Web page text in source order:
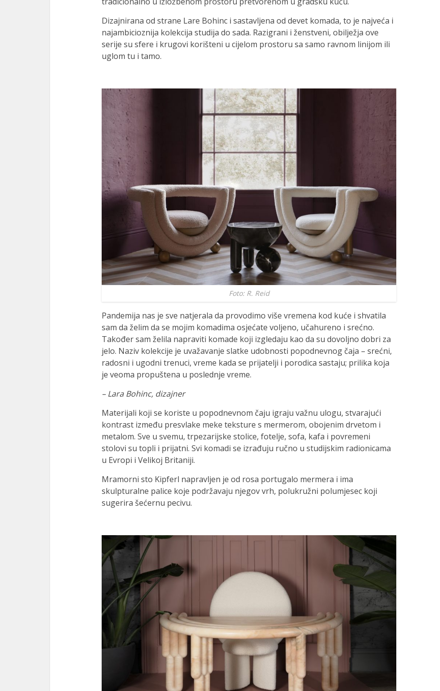
Dizajnirana od strane Lare Bohinc i sastavljena od devet komada, to je najveća i
najambicioznija kolekcija studija do sada. Razigrani i ženstveni, obilježja ove
serije su sfere i krugovi korišteni u cijelom prostoru sa samo ravnom linijom ili
uglom tu i tamo.
Foto: R. Reid
Pandemija nas je sve natjerala da provodimo više vremena kod kuće i shvatila
sam da želim da se mojim komadima osjećate voljeno, učahureno i srećno.
Također sam želila napraviti komade koji izgledaju kao da su dovoljno dobri za
jelo. Naziv kolekcije je uvažavanje slatke udobnosti popodnevnog čaja – srećni,
radosni i ugodni trenuci, vreme kada se prijatelji i porodica sastaju; prilika koja
je veoma propuštena u poslednje vreme.
– Lara Bohinc, dizajner
Materijali koji se koriste u popodnevnom čaju igraju važnu ulogu, stvarajući
kontrast između presvlake meke teksture s mermerom, obojenim drvetom i
metalom. Sve u svemu, trpezarijske stolice, fotelje, sofa, kafa i povremeni
stolovi su topli i prijatni. Svi komadi se izrađuju ručno u studijskim radionicama
u Evropi i Velikoj Britaniji.
Mramorni sto Kipferl napravljen je od rosa portugalo mermera i ima
skulpturalne palice koje podržavaju njegov vrh, polukružni polumjesec koji
sugerira šećernu pecivu.